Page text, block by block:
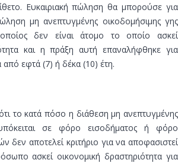
Ευκαιριακή πώληση θα μπορούσε για
μη ανεπτυγμένης οικοδομήσιμης γης
δεν είναι άτομο το οποίο ασκεί
και η πράξη αυτή επαναλήφθηκε για
από εφτά (7) ή δέκα (10) έτη.
το κατά πόσο η διάθεση μη ανεπτυγμένης
σε φόρο εισοδήματος ή φόρο
δεν αποτελεί κριτήριο για να αποφασιστεί
ασκεί οικονομική δραστηριότητα για